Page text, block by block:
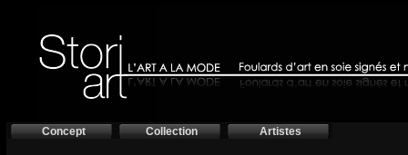
Concept Collection Artistes